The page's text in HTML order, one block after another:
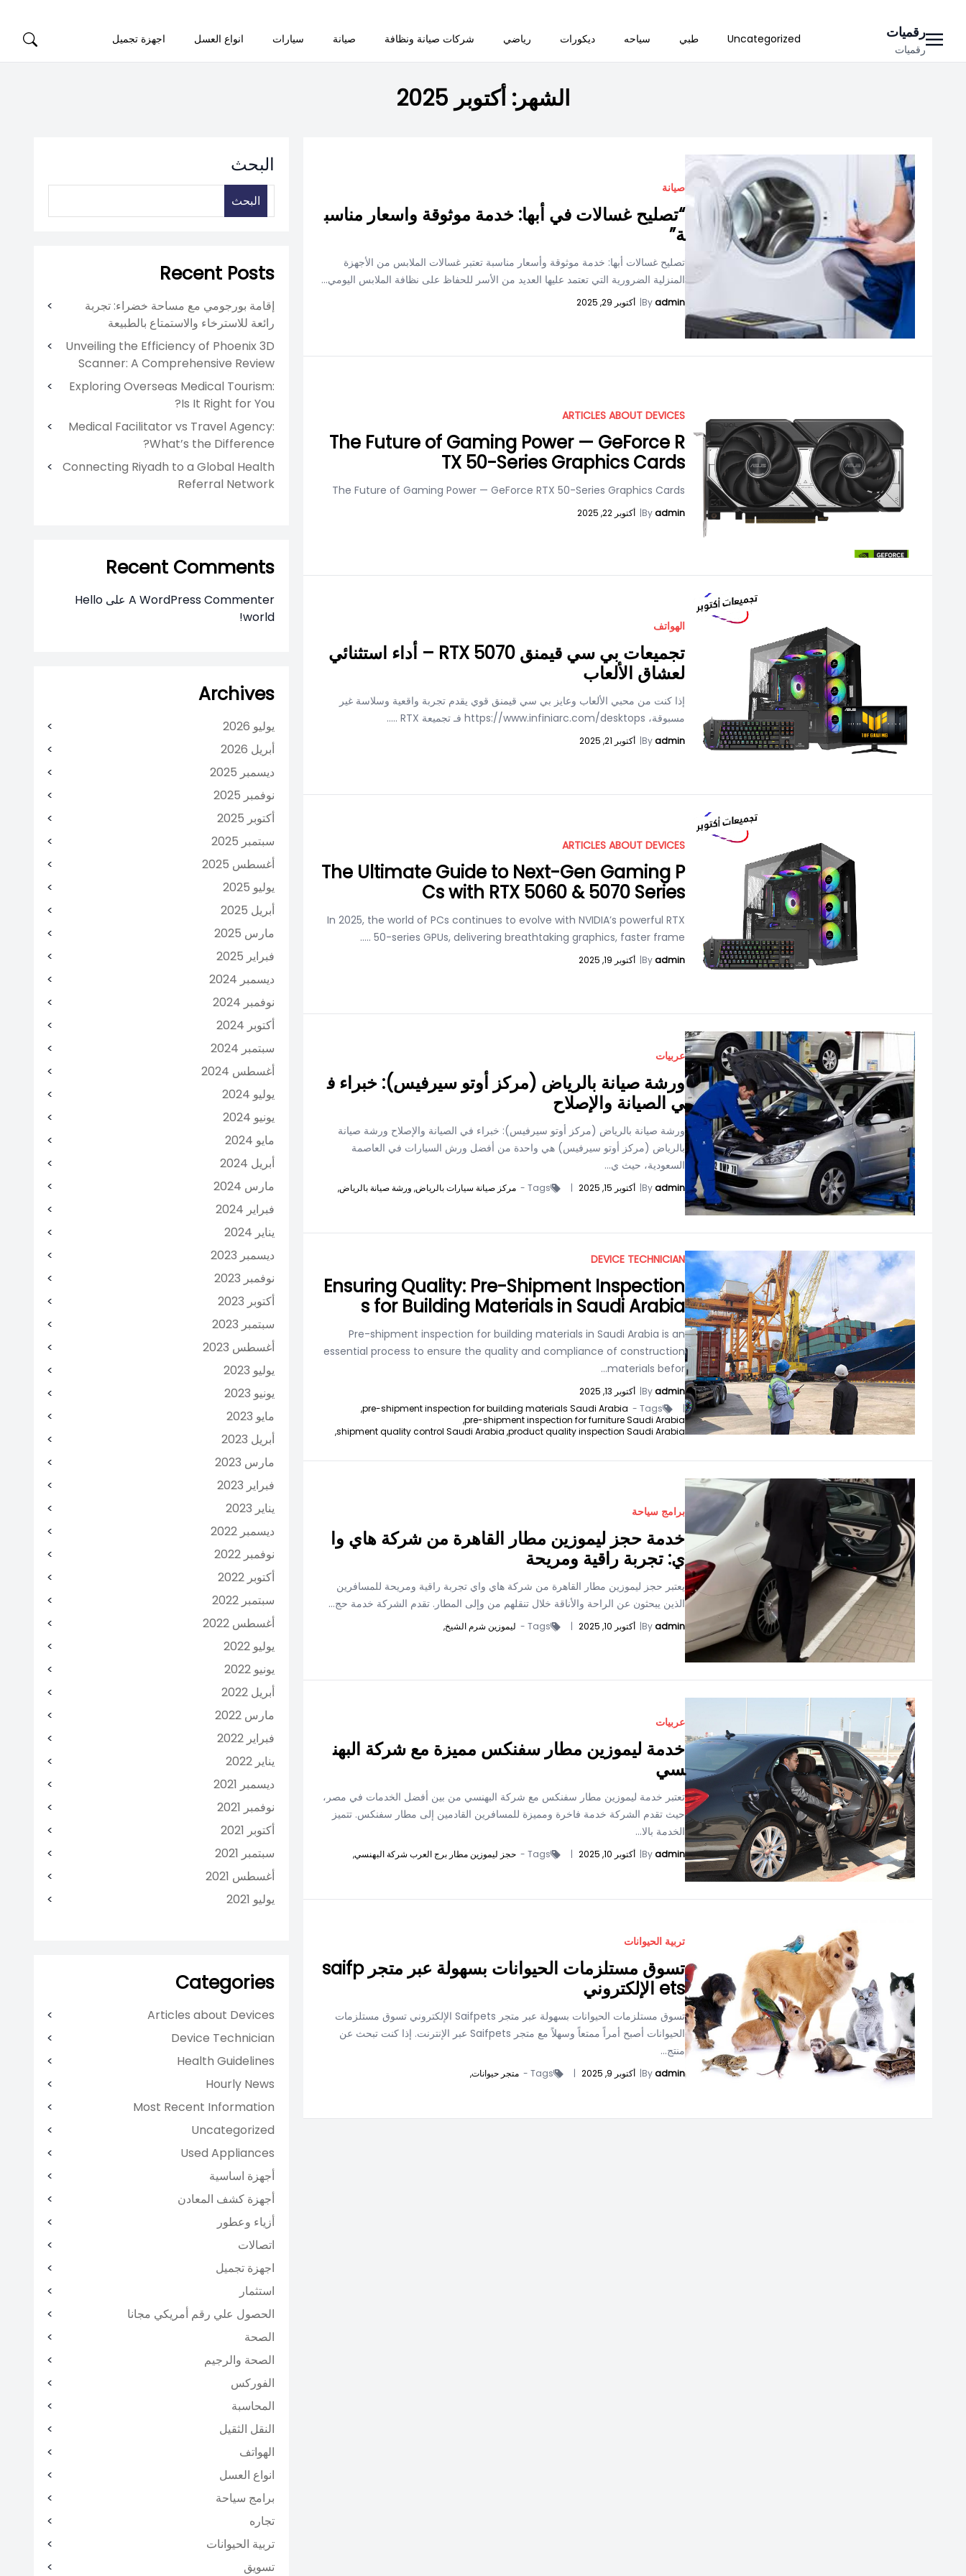
content
رقميات
رقميات
Uncategorized طبي سياحه ديكورات رياضي شركات صيانة ونظافة صيانة سيارات انواع العسل اجهزة تجميل
الشهر: أكتوبر 2025
صيانة
“تصليح غسالات في أبها: خدمة موثوقة واسعار مناسب
ة”
تصليح غسالات أبها: خدمة موثوقة وأسعار مناسبة تعتبر غسالات الملابس من الأجهزة
المنزلية الضرورية التي تعتمد عليها العديد من الأسر للحفاظ على نظافة الملابس اليومي...
Byadmin
| أكتوبر 29, 2025
ARTICLES ABOUT DEVICES
The Future of Gaming Power — GeForce R
TX 50-Series Graphics Cards
The Future of Gaming Power — GeForce RTX 50-Series Graphics Cards
Byadmin
| أكتوبر 22, 2025
الهواتف
تجميعات بي سي قيمنق RTX 5070 – أداء استثنائي
لعشاق الألعاب
إذا كنت من محبي الألعاب وعايز بي سي قيمنق قوي يقدم تجربة واقعية وسلاسة غير
مسبوقة، https://www.infiniarc.com/desktops فـ تجميعة RTX
.....
Byadmin
| أكتوبر 21, 2025
ARTICLES ABOUT DEVICES
The Ultimate Guide to Next-Gen Gaming P
Cs with RTX 5060 & 5070 Series
In 2025, the world of PCs continues to evolve with NVIDIA’s powerful RTX
50-series GPUs, delivering breathtaking graphics, faster frame
.....
Byadmin
| أكتوبر 19, 2025
عربيات
ورشة صيانة بالرياض (مركز أوتو سيرفيس): خبراء ف
ي الصيانة والإصلاح
ورشة صيانة بالرياض (مركز أوتو سيرفيس): خبراء في الصيانة والإصلاح ورشة صيانة
بالرياض (مركز أوتو سيرفيس) هي واحدة من أفضل ورش السيارات في العاصمة
السعودية، حيث ي...
Byadmin
| أكتوبر 15, 2025 |
Tags - مركز صيانة سيارات بالرياض, ورشة صيانة بالرياض,
DEVICE TECHNICIAN
Ensuring Quality: Pre-Shipment Inspection
s for Building Materials in Saudi Arabia
Pre-shipment inspection for building materials in Saudi Arabia is an
essential process to ensure the quality and compliance of construction
materials befor...
Byadmin
| أكتوبر 13, 2025
|
Tags -
pre-shipment inspection for building materials Saudi Arabia,
pre-shipment inspection for furniture Saudi Arabia,
product quality inspection Saudi Arabia,
shipment quality control Saudi Arabia,
برامج سياحة
خدمة حجز ليموزين مطار القاهرة من شركة هاي وا
ي: تجربة راقية ومريحة
يعتبر حجز ليموزين مطار القاهرة من شركة هاي واي تجربة راقية ومريحة للمسافرين
الذين يبحثون عن الراحة والأناقة خلال تنقلهم من وإلى المطار. تقدم الشركة خدمة حج...
Byadmin
| أكتوبر 10, 2025 |
Tags - ليموزين شرم الشيخ,
عربيات
خدمة ليموزين مطار سفنكس مميزة مع شركة البهن
سي
تعتبر خدمة ليموزين مطار سفنكس مع شركة البهنسي من بين أفضل الخدمات في مصر،
حيث تقدم الشركة خدمة فاخرة ومميزة للمسافرين القادمين إلى مطار سفنكس. تتميز
الخدمة بالا...
Byadmin
| أكتوبر 10, 2025 |
Tags - حجز ليموزين مطار برج العرب شركة البهنسي,
تربية الحيوانات
تسوق مستلزمات الحيوانات بسهولة عبر متجر saifp
ets الإلكتروني
تسوق مستلزمات الحيوانات بسهولة عبر متجر Saifpets الإلكتروني تسوق مستلزمات
الحيوانات أصبح أمراً ممتعاً وسهلاً مع متجر Saifpets عبر الإنترنت. إذا كنت تبحث عن
منتج...
Byadmin
| أكتوبر 9, 2025 |
Tags - متجر حيوانات,
البحث
البحث
Recent Posts
إقامة بورجومي مع مساحة خضراء: تجربة
رائعة للاسترخاء والاستمتاع بالطبيعة
Unveiling the Efficiency of Phoenix 3D
Scanner: A Comprehensive Review
Exploring Overseas Medical Tourism:
Is It Right for You?
Medical Facilitator vs Travel Agency:
What’s the Difference?
Connecting Riyadh to a Global Health
Referral Network
Recent Comments
A WordPress Commenter على Hello
world!
Archives
يوليو 2026
أبريل 2026
ديسمبر 2025
نوفمبر 2025
أكتوبر 2025
سبتمبر 2025
أغسطس 2025
يوليو 2025
أبريل 2025
مارس 2025
فبراير 2025
ديسمبر 2024
نوفمبر 2024
أكتوبر 2024
سبتمبر 2024
أغسطس 2024
يوليو 2024
يونيو 2024
مايو 2024
أبريل 2024
مارس 2024
فبراير 2024
يناير 2024
ديسمبر 2023
نوفمبر 2023
أكتوبر 2023
سبتمبر 2023
أغسطس 2023
يوليو 2023
يونيو 2023
مايو 2023
أبريل 2023
مارس 2023
فبراير 2023
يناير 2023
ديسمبر 2022
نوفمبر 2022
أكتوبر 2022
سبتمبر 2022
أغسطس 2022
يوليو 2022
يونيو 2022
أبريل 2022
مارس 2022
فبراير 2022
يناير 2022
ديسمبر 2021
نوفمبر 2021
أكتوبر 2021
سبتمبر 2021
أغسطس 2021
يوليو 2021
Categories
Articles about Devices
Device Technician
Health Guidelines
Hourly News
Most Recent Information
Uncategorized
Used Appliances
أجهزة اساسية
أجهزة كشف المعادن
أزياء وعطور
اتصالات
اجهزة تجميل
استثمار
الحصول علي رقم أمريكي مجانا
الصحة
الصحة والرجيم
الفوركس
المحاسبة
النقل الثقيل
الهواتف
انواع العسل
برامج سياحة
تجاره
تربية الحيوانات
تسويق